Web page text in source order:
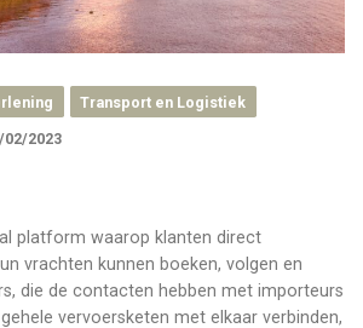
Transport en Logistiek
02/2023
platform waarop klanten direct
vrachten kunnen boeken, volgen en
die de contacten hebben met importeurs
vervoersketen met elkaar verbinden,